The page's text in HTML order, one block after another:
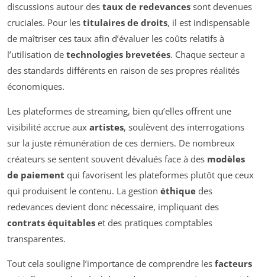
discussions autour des taux de redevances sont devenues
cruciales. Pour les titulaires de droits, il est indispensable
de maîtriser ces taux afin d’évaluer les coûts relatifs à
l’utilisation de technologies brevetées. Chaque secteur a
des standards différents en raison de ses propres réalités
économiques.
Les plateformes de streaming, bien qu’elles offrent une
visibilité accrue aux artistes, soulèvent des interrogations
sur la juste rémunération de ces derniers. De nombreux
créateurs se sentent souvent dévalués face à des modèles
de paiement qui favorisent les plateformes plutôt que ceux
qui produisent le contenu. La gestion éthique des
redevances devient donc nécessaire, impliquant des
contrats équitables et des pratiques comptables
transparentes.
Tout cela souligne l’importance de comprendre les facteurs